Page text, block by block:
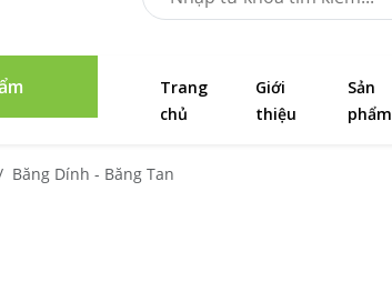
Trang
chủ
Giới
thiệu
Sản
phẩm
Băng Dính - Băng Tan